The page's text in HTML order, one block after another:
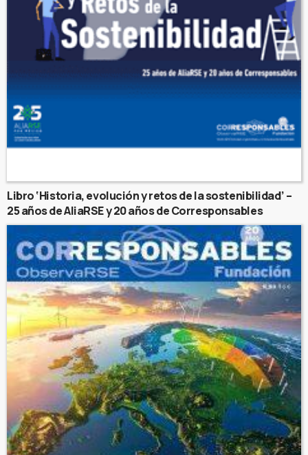
Libro ‘Historia, evolución y retos de la sostenibilidad’ –
25 años de AliaRSE y 20 años de Corresponsables